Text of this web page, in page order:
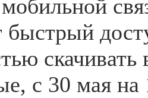
быстрый
скачивать
с 30 мая на